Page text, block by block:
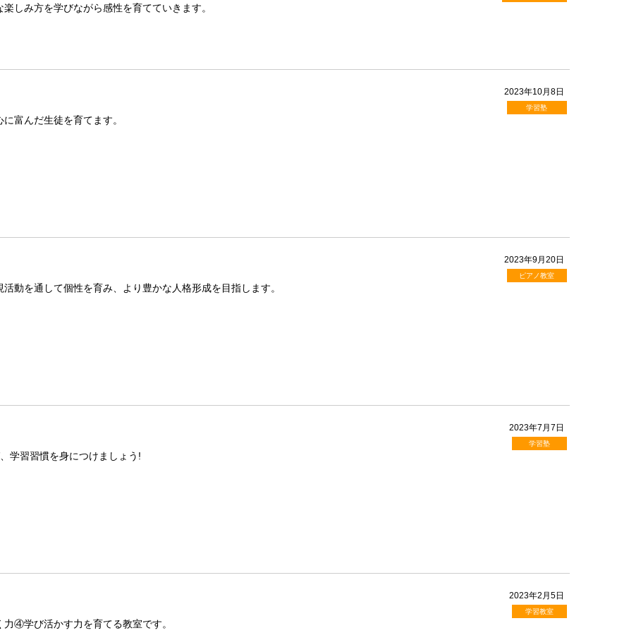
しみ方を学びながら感性を育てていきます。
2023年10月8日
学習塾
富んだ生徒を育てます。
2023年9月20日
ピアノ教室
動を通して個性を育み、より豊かな人格形成を目指します。
2023年7月7日
学習塾
学習習慣を身につけましょう!
2023年2月5日
学習教室
④学び活かす力を育てる教室です。